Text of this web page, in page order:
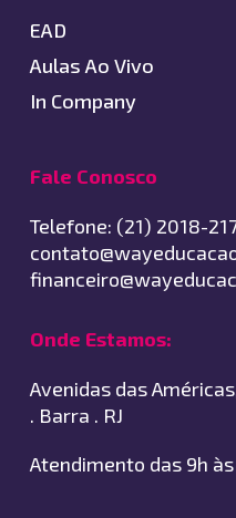
EAD
Aulas Ao Vivo
In Company
Fale Conosco
Telefone: (21) 2018-
Onde Estamos:
Avenidas das
. Barra . RJ
Atendimento das 9h às